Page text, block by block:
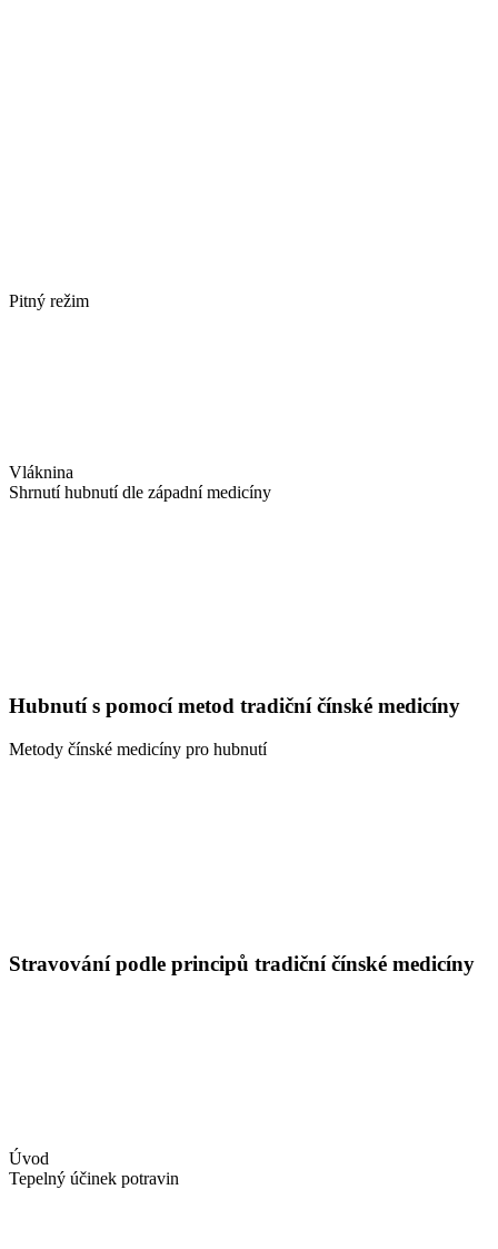
Pitný režim
Vláknina
Shrnutí hubnutí dle západní medicíny
Hubnutí s pomocí metod tradiční čínské medicíny
Metody čínské medicíny pro hubnutí
Stravování podle principů tradiční čínské medicíny
Úvod
Tepelný účinek potravin